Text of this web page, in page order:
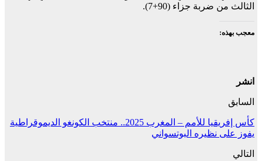
الثالث من ضربة جزاء (90+7).
معجب بهذه:
انشر
السابق
كأس إفريقيا للأمم – المغرب 2025.. منتخب الكونغو الديموقراطية
يفوز على نظيره البوتسواني
التالي